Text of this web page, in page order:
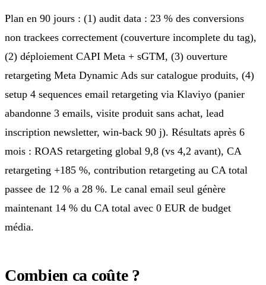
Plan en 90 jours : (1) audit data : 23 % des conversions
non trackees correctement (couverture incomplete du tag),
(2) déploiement CAPI Meta + sGTM, (3) ouverture
retargeting Meta Dynamic Ads sur catalogue produits, (4)
setup 4 sequences email retargeting via Klaviyo (panier
abandonne 3 emails, visite produit sans achat, lead
inscription newsletter, win-back 90 j). Résultats après 6
mois : ROAS retargeting global 9,8 (vs 4,2 avant), CA
retargeting +185 %, contribution retargeting au CA total
passee de 12 % a 28 %. Le canal email seul génère
maintenant 14 % du CA total avec 0 EUR de budget
média.
Combien ca coûte ?